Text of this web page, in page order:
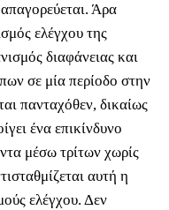
Άρα
ελέγχου της
διαφάνειας και
σε μία περίοδο στην
πανταχόθεν, δικαίως
ένα επικίνδυνο
μέσω τρίτων χωρίς
αυτή η
ελέγχου. Δεν